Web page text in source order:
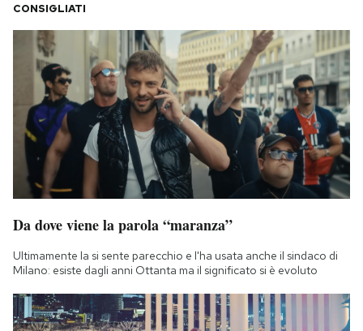
CONSIGLIATI
Da dove viene la parola “maranza”
Ultimamente la si sente parecchio e l'ha usata anche il sindaco di
Milano: esiste dagli anni Ottanta ma il significato si è evoluto